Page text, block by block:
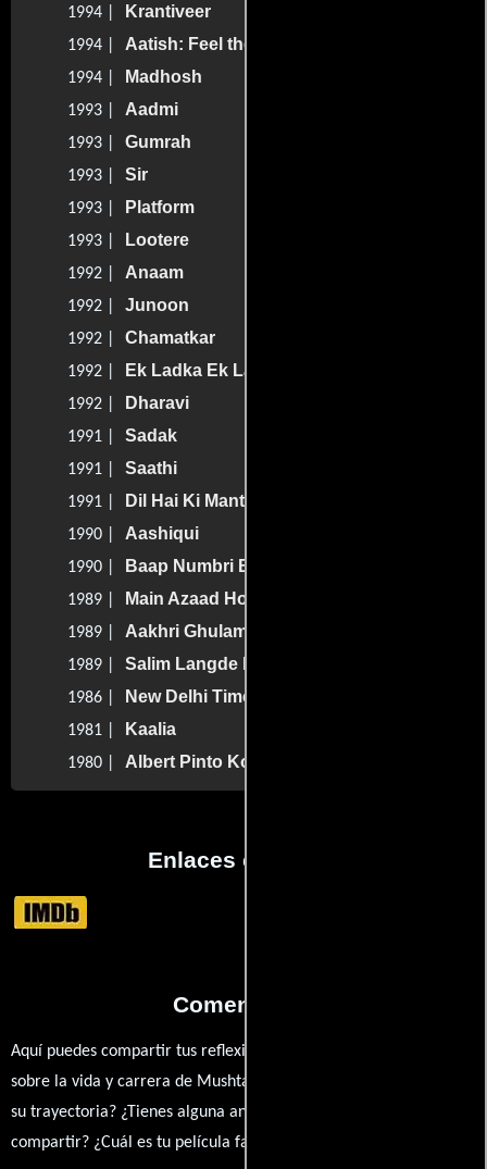
1994 | Krantiveer
1994 | Aatish: Feel the Fire
1994 | Madhosh
1993 | Aadmi
1993 | Gumrah
1993 | Sir
1993 | Platform
1993 | Lootere
1992 | Anaam
1992 | Junoon
1992 | Chamatkar
1992 | Ek Ladka Ek Ladki
1992 | Dharavi
1991 | Sadak
1991 | Saathi
1991 | Dil Hai Ki Manta Nahin
1990 | Aashiqui
1990 | Baap Numbri Beta Dus Numbri
1989 | Main Azaad Hoon
1989 | Aakhri Ghulam
1989 | Salim Langde Pe Mat Ro
1986 | New Delhi Times
1981 | Kaalia
1980 | Albert Pinto Ko Gussa Kyon Ata Hai
Enlaces externos
Comentarios
Aquí puedes compartir tus reflexiones, anécdotas y opiniones
sobre la vida y carrera de Mushtaq Khan. ¿Qué te ha inspirado de
su trayectoria? ¿Tienes alguna anécdota personal que desees
compartir? ¿Cuál es tu película favorita en la que ha participado?